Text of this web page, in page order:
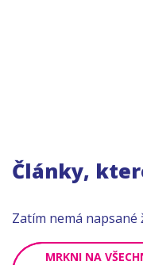
Články,
Zatím nemá napsané
MRKNI NA